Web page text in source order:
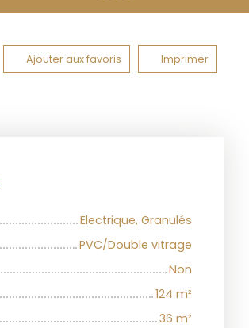
Ajouter aux favoris Imprimer
Electrique, Granulés
PVC/Double vitrage
Non
124 m²
36 m²